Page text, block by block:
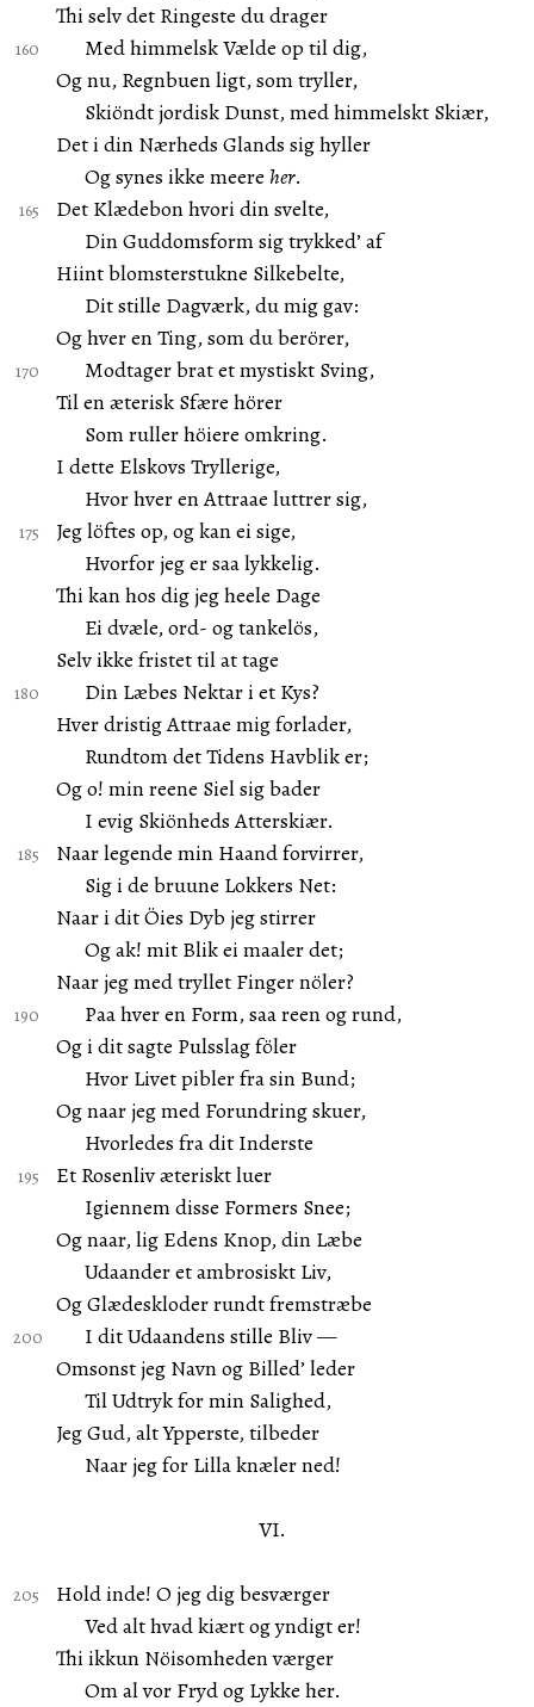
Thi selv det Ringeste du drager
Med himmelsk Vælde op til dig,
Og nu, Regnbuen ligt, som tryller,
Skiöndt jordisk Dunst, med himmelskt Skiær,
Det i din Nærheds Glands sig hyller
Og synes ikke meere her.
Det Klædebon hvori din svelte,
Din Guddomsform sig trykked’ af
Hiint blomsterstukne Silkebelte,
Dit stille Dagværk, du mig gav:
Og hver en Ting, som du berörer,
Modtager brat et mystiskt Sving,
Til en æterisk Sfære hörer
Som ruller höiere omkring.
I dette Elskovs Tryllerige,
Hvor hver en Attraae luttrer sig,
Jeg löftes op, og kan ei sige,
Hvorfor jeg er saa lykkelig.
Thi kan hos dig jeg heele Dage
Ei dvæle, ord- og tankelös,
Selv ikke fristet til at tage
Din Læbes Nektar i et Kys?
Hver dristig Attraae mig forlader,
Rundtom det Tidens Havblik er;
Og o! min reene Siel sig bader
I evig Skiönheds Atterskiær.
Naar legende min Haand forvirrer,
Sig i de bruune Lokkers Net:
Naar i dit Öies Dyb jeg stirrer
Og ak! mit Blik ei maaler det;
Naar jeg med tryllet Finger nöler?
Paa hver en Form, saa reen og rund,
Og i dit sagte Pulsslag föler
Hvor Livet pibler fra sin Bund;
Og naar jeg med Forundring skuer,
Hvorledes fra dit Inderste
Et Rosenliv æteriskt luer
Igiennem disse Formers Snee;
Og naar, lig Edens Knop, din Læbe
Udaander et ambrosiskt Liv,
Og Glædeskloder rundt fremstræbe
I dit Udaandens stille Bliv —
Omsonst jeg Navn og Billed’ leder
Til Udtryk for min Salighed,
Jeg Gud, alt Ypperste, tilbeder
Naar jeg for Lilla knæler ned!
VI.
Hold inde! O jeg dig besværger
Ved alt hvad kiært og yndigt er!
Thi ikkun Nöisomheden værger
Om al vor Fryd og Lykke her.